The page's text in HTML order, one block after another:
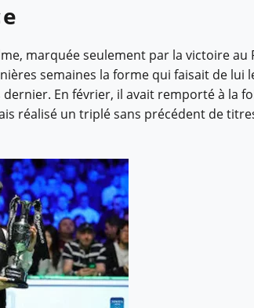
marquée seulement par la victoire au
semaines la forme qui faisait de lui
En février, il avait remporté à la
réalisé un triplé sans précédent de